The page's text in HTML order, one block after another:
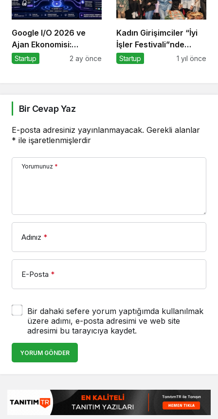
Google I/O 2026 ve
Ajan Ekonomisi:
Girişimcinin Yeni Rakibi
Startup 2 ay önce
Kadın Girişimciler “İyi
İşler Festivali”nde
Buluştu
Startup 1 yıl önce
Bir Cevap Yaz
E-posta adresiniz yayınlanmayacak. Gerekli alanlar
* ile işaretlenmişlerdir
Yorumunuz *
Adınız *
E-Posta *
Bir dahaki sefere yorum yaptığımda kullanılmak
üzere adımı, e-posta adresimi ve web site
adresimi bu tarayıcıya kaydet.
YORUM GÖNDER